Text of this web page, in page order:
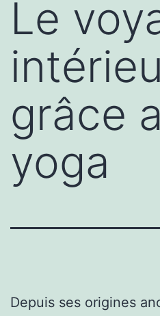
Le
grâce
yoga
Depuis ses origines